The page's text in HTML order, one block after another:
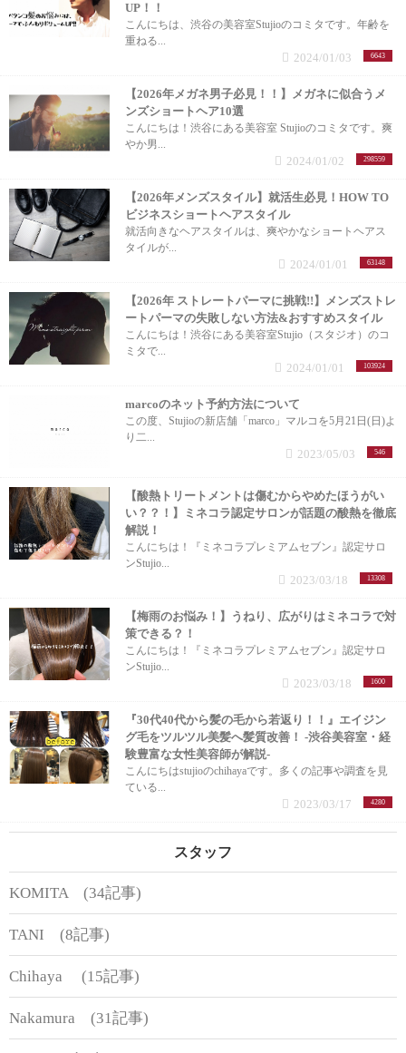
UP！！
こんにちは、渋谷の美容室Stujioのコミタです。年齢を
重ねる...
6643
2024/01/03
【2026年メガネ男子必見！！】メガネに似合うメ
ンズショートヘア10選
こんにちは！渋谷にある美容室 Stujioのコミタです。爽
やか男...
298559
2024/01/02
【2026年メンズスタイル】就活生必見！HOW TO
ビジネスショートヘアスタイル
就活向きなヘアスタイルは、爽やかなショートヘアス
タイルが...
63148
2024/01/01
【2026年 ストレートパーマに挑戦!!】メンズストレ
ートパーマの失敗しない方法&おすすめスタイル
こんにちは！渋谷にある美容室Stujio（スタジオ）のコ
ミタで...
103924
2024/01/01
marcoのネット予約方法について
この度、Stujioの新店舗「marco」マルコを5月21日(日)よ
り二...
546
2023/05/03
【酸熱トリートメントは傷むからやめたほうがい
い？？！】ミネコラ認定サロンが話題の酸熱を徹底
解説！
こんにちは！『ミネコラプレミアムセブン』認定サロ
ンStujio...
13308
2023/03/18
【梅雨のお悩み！】うねり、広がりはミネコラで対
策できる？！
こんにちは！『ミネコラプレミアムセブン』認定サロ
ンStujio...
1600
2023/03/18
『30代40代から髪の毛から若返り！！』エイジン
グ毛をツルツル美髪へ髪質改善！ -渋谷美容室・経
験豊富な女性美容師が解説-
こんにちはstujioのchihayaです。多くの記事や調査を見
ている...
4280
2023/03/17
スタッフ
KOMITA (34記事)
TANI (8記事)
Chihaya (15記事)
Nakamura (31記事)